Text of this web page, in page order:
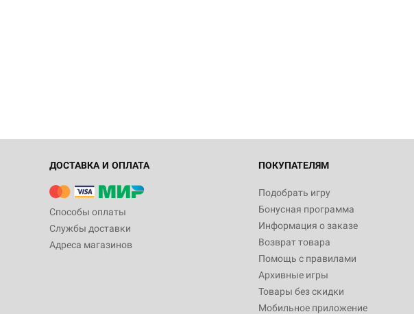
ДОСТАВКА И ОПЛАТА
Способы оплаты
Службы доставки
Адреса магазинов
ПОКУПАТЕЛЯМ
Подобрать игру
Бонусная программа
Информация о заказе
Возврат товара
Помощь с правилами
Архивные игры
Товары без скидки
Мобильное приложение